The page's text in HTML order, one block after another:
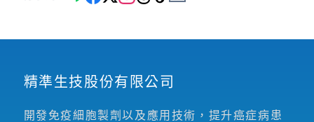
精準生技股份有限公司
開發免疫細胞製劑以及應用技術，提升癌症病患